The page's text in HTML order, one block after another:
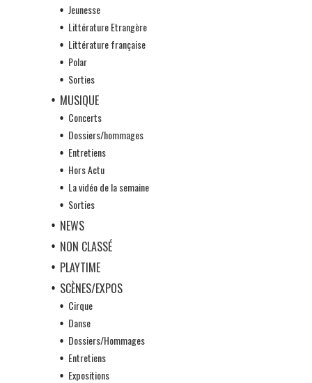
Jeunesse
Littérature Etrangère
Littérature française
Polar
Sorties
MUSIQUE
Concerts
Dossiers/hommages
Entretiens
Hors Actu
La vidéo de la semaine
Sorties
NEWS
NON CLASSÉ
PLAYTIME
SCÈNES/EXPOS
Cirque
Danse
Dossiers/Hommages
Entretiens
Expositions